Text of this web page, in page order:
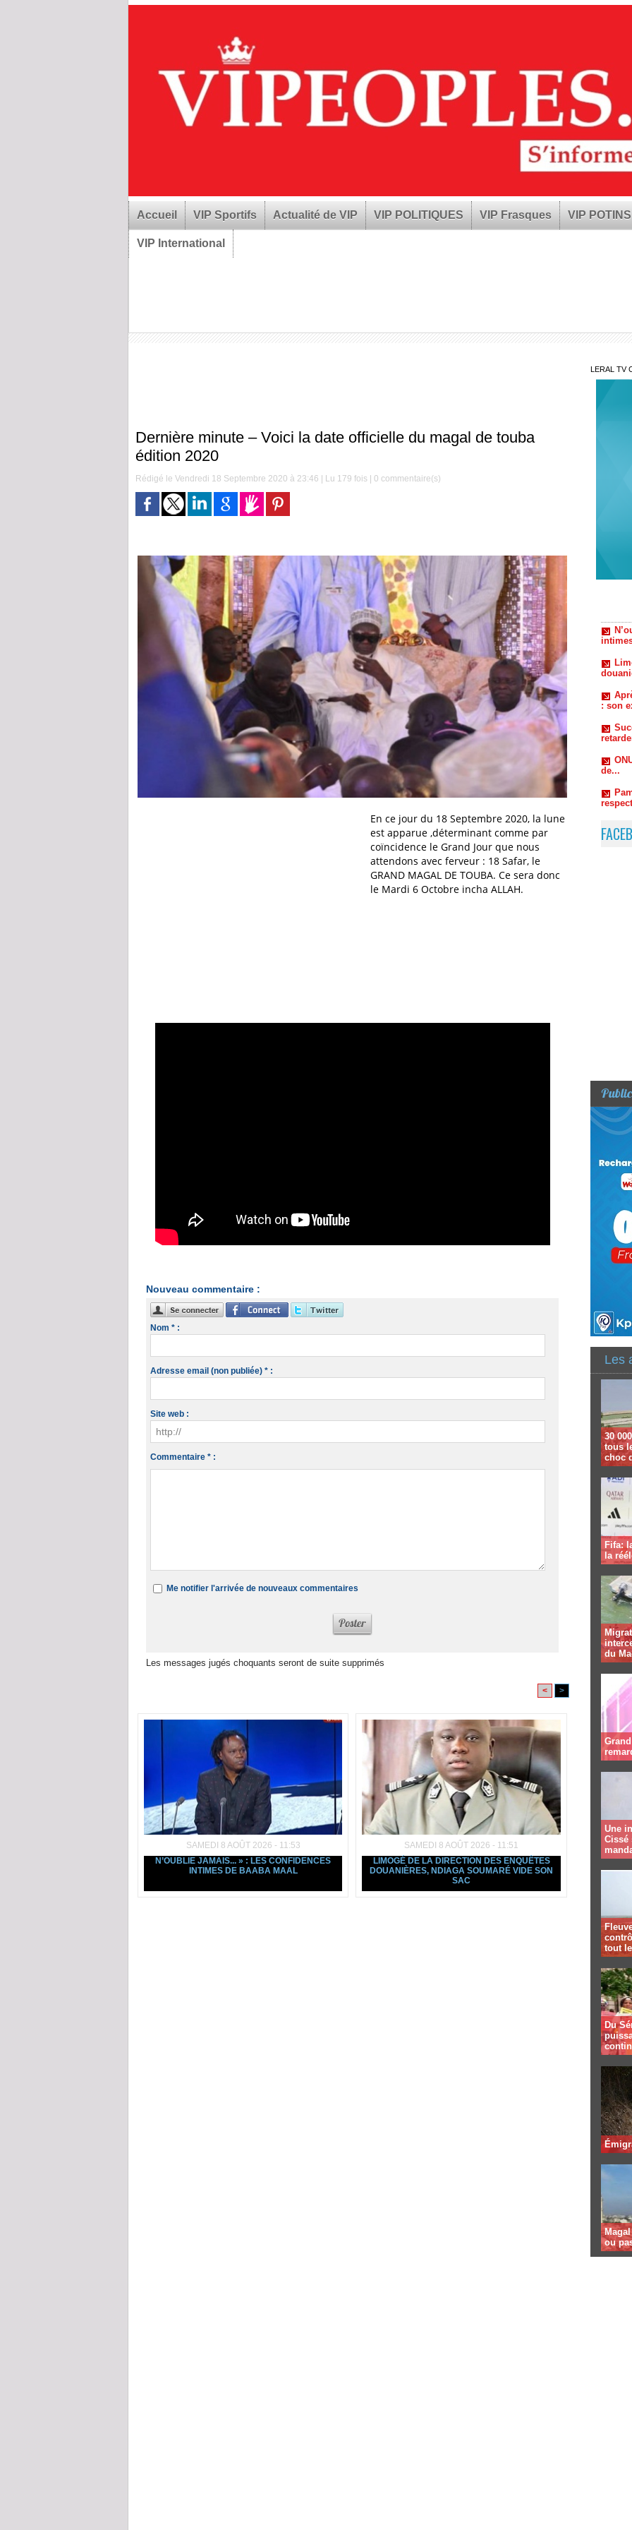
Accueil VIP Sportifs Actualité de VIP VIP POLITIQUES VIP Frasques VIP POTINS
VIP International
Dernière minute – Voici la date officielle du magal de touba
édition 2020
Rédigé le Vendredi 18 Septembre 2020 à 23:46 | Lu 179 fois | 0 commentaire(s)
En ce jour du 18 Septembre 2020, la lune
est apparue ,déterminant comme par
coïncidence le Grand Jour que nous
attendons avec ferveur : 18 Safar, le
GRAND MAGAL DE TOUBA. Ce sera donc
le Mardi 6 Octobre incha ALLAH.
Nouveau commentaire :
Nom * :
Adresse email (non publiée) * :
Site web :
Commentaire * :
Me notifier l'arrivée de nouveaux commentaires
Les messages jugés choquants seront de suite supprimés
< >
SAMEDI 8 AOÛT 2026 - 11:53
N’OUBLIE JAMAIS... » : LES CONFIDENCES
INTIMES DE BAABA MAAL
SAMEDI 8 AOÛT 2026 - 11:51
LIMOGÉ DE LA DIRECTION DES ENQUÊTES
DOUANIÈRES, NDIAGA SOUMARÉ VIDE SON
SAC
LERAL TV
: son
de...
Les
30
tous
choc
Fifa:
la
du
Une
Cissé
tout
Du
ou